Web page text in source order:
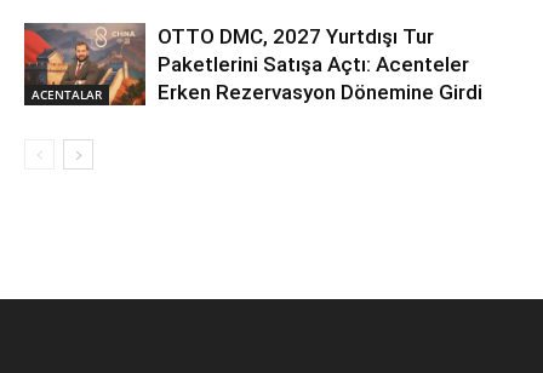
ACENTALAR
OTTO DMC, 2027 Yurtdışı Tur
Paketlerini Satışa Açtı: Acenteler
Erken Rezervasyon Dönemine Girdi